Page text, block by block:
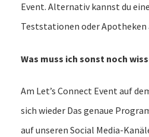
Event. Alternativ kannst du
Teststationen oder Apotheken
Was muss ich sonst noch
Am Let’s Connect Event auf
sich wieder Das genaue
auf unseren Social Media-